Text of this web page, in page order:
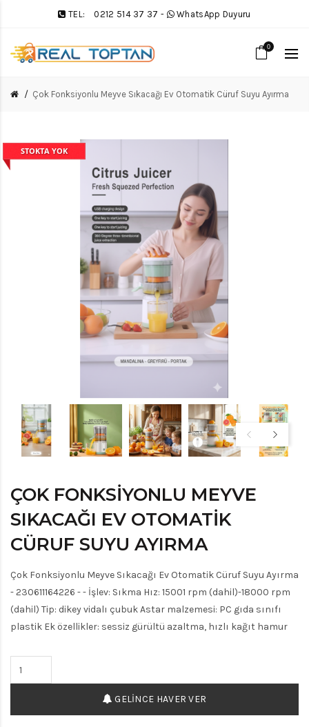
TEL: 0212 514 37 37 - WhatsApp Duyuru
0
Çok Fonksiyonlu Meyve Sıkacağı Ev Otomatik Cüruf Suyu Ayırma
STOKTA YOK
ÇOK FONKSIYONLU MEYVE
SIKACAĞI EV OTOMATIK
CÜRUF SUYU AYIRMA
Çok Fonksiyonlu Meyve Sıkacağı Ev Otomatik Cüruf Suyu Ayırma
- 230611164226 - - İşlev: Sıkma Hız: 15001 rpm (dahil)-18000 rpm
(dahil) Tip: dikey vidalı çubuk Astar malzemesi: PC gıda sınıfı
plastik Ek özellikler: sessiz gürültü azaltma, hızlı kağıt hamur
GELINCE HAVER VER